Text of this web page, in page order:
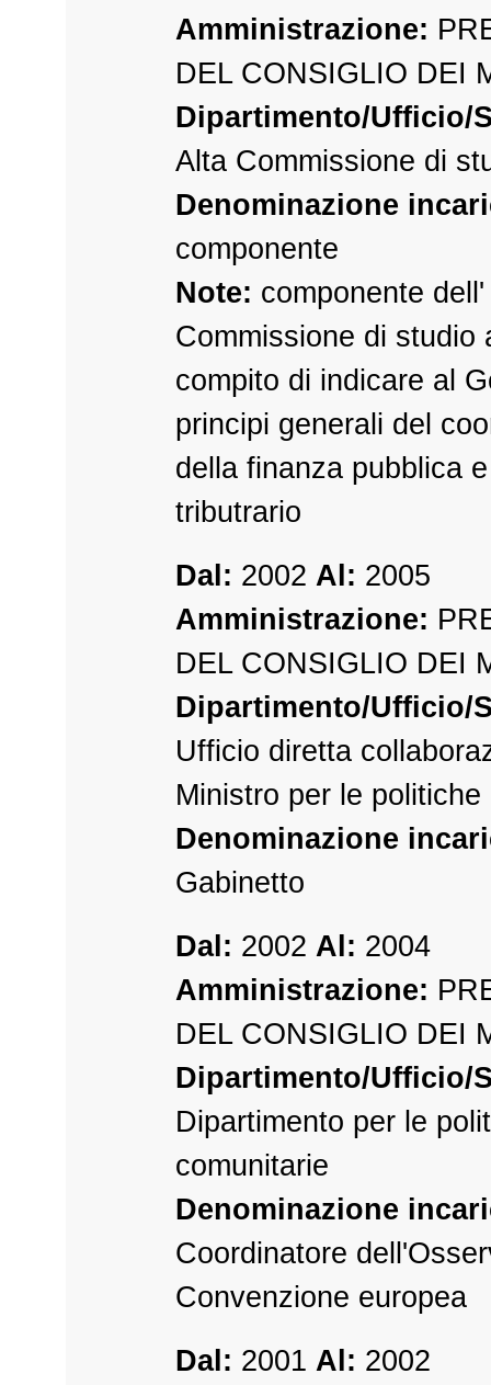
Amministrazione:
DEL CONSIGLIO DEI
Dipartimento/Ufficio/
Alta Commissione di
Denominazione
componente
Note: componente
Commissione di studio
compito di indicare al
principi generali del
della finanza pubblica
tributrario
Dal: 2002 Al: 2005
Amministrazione:
DEL CONSIGLIO DEI
Dipartimento/Ufficio/
Ufficio diretta
Ministro per le politiche
Denominazione
Gabinetto
Dal: 2002 Al: 2004
Amministrazione:
DEL CONSIGLIO DEI
Dipartimento/Ufficio/
Dipartimento per le
comunitarie
Denominazione
Coordinatore
Convenzione europea
Dal: 2001 Al: 2002